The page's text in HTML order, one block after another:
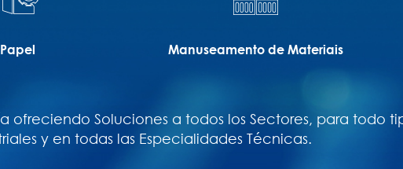
Papel Manuseamento de Materiais
ofreciendo Soluciones a todos los Sectores, para todo
y en todas las Especialidades Técnicas.